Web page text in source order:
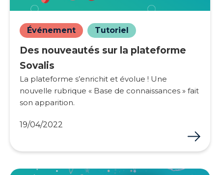
Événement Tutoriel
Des nouveautés sur la plateforme
Sovalis
La plateforme s’enrichit et évolue ! Une
nouvelle rubrique « Base de connaissances » fait
son apparition.
19/04/2022